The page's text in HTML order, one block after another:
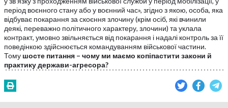
період воєнного стану або у воєнний час», згідно з якою, особа, яка
відбуває покарання за скоєння злочину (крім осіб, які вчинили
деякі, переважно політичного характеру, злочини) та уклала
контракт, умовно звільняється від покарання і надалі контроль за її
поведінкою здійснюється командуванням військової частини.
Тому шосте питання – чому ми маємо копіпастити закони й
практику держави-агресора?